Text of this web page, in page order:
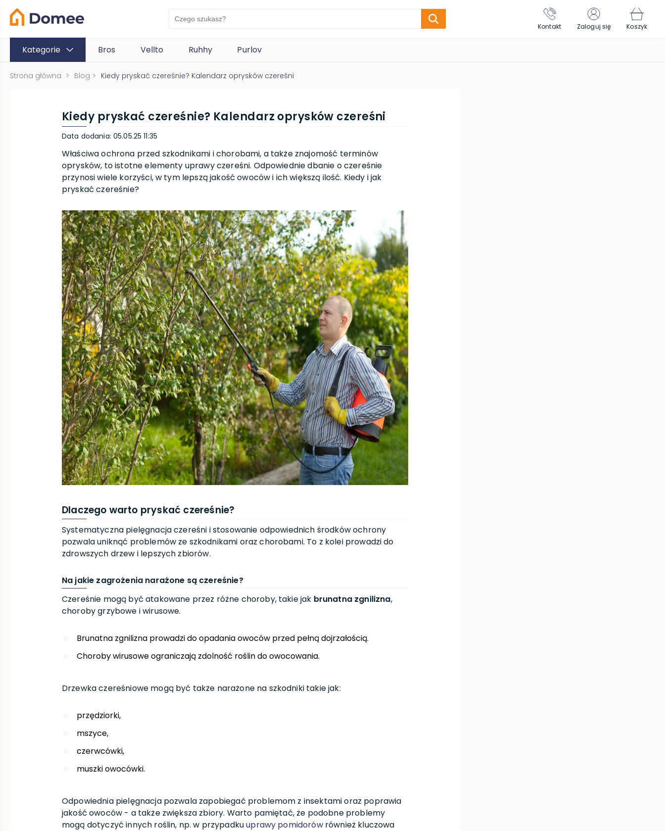
Kontakt Zaloguj się Koszyk
Kategorie Bros Vellto Ruhhy Purlov
Strona główna > Blog > Kiedy pryskać czereśnie? Kalendarz oprysków czereśni
Kiedy pryskać czereśnie? Kalendarz oprysków czereśni
Data dodania: 05.05.25 11:35
Właściwa ochrona przed szkodnikami i chorobami, a także znajomość terminów
oprysków, to istotne elementy uprawy czereśni. Odpowiednie dbanie o czereśnie
przynosi wiele korzyści, w tym lepszą jakość owoców i ich większą ilość. Kiedy i jak
pryskać czereśnie?
Dlaczego warto pryskać czereśnie?
Systematyczna pielęgnacja czereśni i stosowanie odpowiednich środków ochrony
pozwala uniknąć problemów ze szkodnikami oraz chorobami. To z kolei prowadzi do
zdrowszych drzew i lepszych zbiorów.
Na jakie zagrożenia narażone są czereśnie?
Czereśnie mogą być atakowane przez różne choroby, takie jak brunatna zgnilizna,
choroby grzybowe i wirusowe.
Brunatna zgnilizna prowadzi do opadania owoców przed pełną dojrzałością.
Choroby wirusowe ograniczają zdolność roślin do owocowania.
Drzewka czereśniowe mogą być także narażone na szkodniki takie jak:
przędziorki,
mszyce,
czerwcówki,
muszki owocówki.
Odpowiednia pielęgnacja pozwala zapobiegać problemom z insektami oraz poprawia
jakość owoców - a także zwiększa zbiory. Warto pamiętać, że podobne problemy
mogą dotyczyć innych roślin, np. w przypadkuuprawy pomidorówrównież kluczowa